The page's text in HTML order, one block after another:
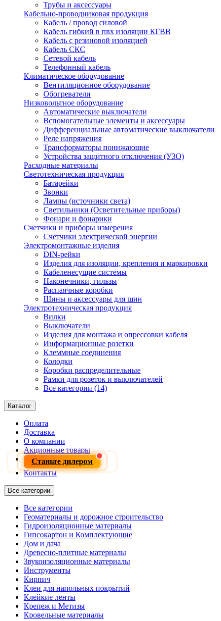
Трубы и аксессуары
Кабельно-проводниковая продукция
Кабель / провод силовой
Кабель гибкий в пвх изоляции КГВВ
Кабель с резиновой изоляцией
Кабель СКС
Сетевой кабель
Телефонный кабель
Климатическое оборудование
Вентиляционное оборудование
Обогреватели
Низковольтное оборудование
Автоматические выключатели
Вспомогательные элементы и аксессуары
Дифференциальные автоматические выключатели
Реле напряжения
Трансформаторы понижающие
Устройства защитного отключения (УЗО)
Расходные материалы
Светотехническая продукция
Батарейки
Звонки
Лампы (источники света)
Светильники (Осветительные приборы)
Фонари и фонарики
Счетчики и приборы измерения
Счетчики электрической энергии
Электромонтажные изделия
DIN-рейки
Изделия для изоляции, крепления и маркировки
Кабеленесущие системы
Наконечники, гильзы
Распаячные коробки
Шины и аксессуары для шин
Электротехническая продукция
Вилки
Выключатели
Изделия для монтажа и опрессовки кабеля
Информационные розетки
Клеммные соединения
Колодки
Коробки распределительные
Рамки для розеток и выключателей
Все категории (14)
Каталог
Оплата
Доставка
О компании
Акционные товары
Станьте дилером
Контакты
Все категории
Все категории
Геоматериалы и дорожное строительство
Гидроизоляционные материалы
Гипсокартон и Комплектующие
Дом и дача
Древесно-плитные материалы
Звукоизоляционные материалы
Инструменты
Кирпич
Клеи для напольных покрытий
Клейкие ленты
Крепеж и Метизы
Кровельные материалы